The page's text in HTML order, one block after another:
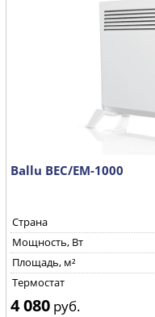
Ballu BEC/EM-1000
Страна
Mощность, Вт
Площадь, м²
Термостат
4 080 руб.